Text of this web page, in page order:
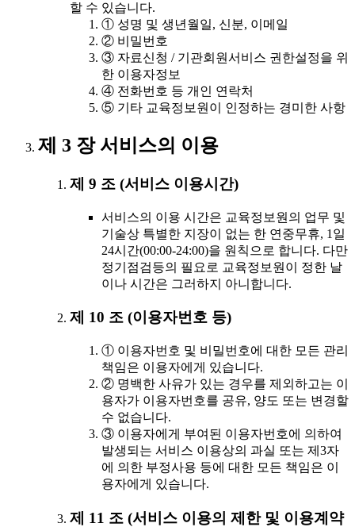
할 수 있습니다.
① 성명 및 생년월일, 신분, 이메일
② 비밀번호
③ 자료신청 / 기관회원서비스 권한설정을 위
한 이용자정보
④ 전화번호 등 개인 연락처
⑤ 기타 교육정보원이 인정하는 경미한 사항
제 3 장 서비스의 이용
제 9 조 (서비스 이용시간)
서비스의 이용 시간은 교육정보원의 업무 및
기술상 특별한 지장이 없는 한 연중무휴, 1일
24시간(00:00-24:00)을 원칙으로 합니다. 다만
정기점검등의 필요로 교육정보원이 정한 날
이나 시간은 그러하지 아니합니다.
제 10 조 (이용자번호 등)
① 이용자번호 및 비밀번호에 대한 모든 관리
책임은 이용자에게 있습니다.
② 명백한 사유가 있는 경우를 제외하고는 이
용자가 이용자번호를 공유, 양도 또는 변경할
수 없습니다.
③ 이용자에게 부여된 이용자번호에 의하여
발생되는 서비스 이용상의 과실 또는 제3자
에 의한 부정사용 등에 대한 모든 책임은 이
용자에게 있습니다.
제 11 조 (서비스 이용의 제한 및 이용계약